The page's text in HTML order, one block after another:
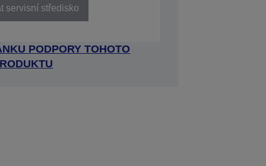
servisní středisko
PODPORY TOHOTO